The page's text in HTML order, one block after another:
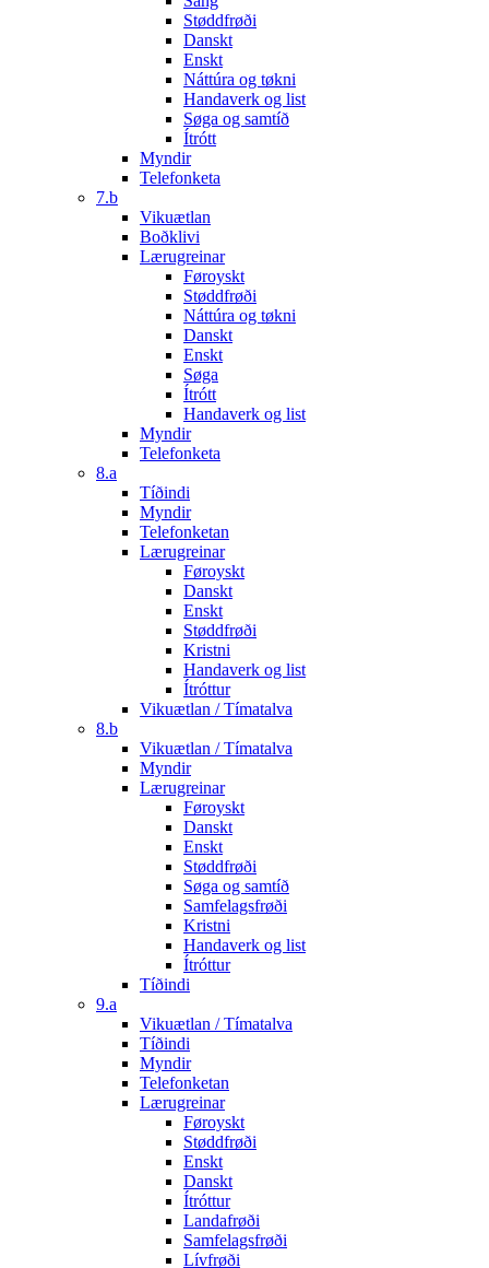
Støddfrøði
Danskt
Enskt
Náttúra og tøkni
Handaverk og list
Søga og samtíð
Ítrótt
Myndir
Telefonketa
7.b
Vikuætlan
Boðklivi
Lærugreinar
Føroyskt
Støddfrøði
Náttúra og tøkni
Danskt
Enskt
Søga
Ítrótt
Handaverk og list
Myndir
Telefonketa
8.a
Tíðindi
Myndir
Telefonketan
Lærugreinar
Føroyskt
Danskt
Enskt
Støddfrøði
Kristni
Handaverk og list
Ítróttur
Vikuætlan / Tímatalva
8.b
Vikuætlan / Tímatalva
Myndir
Lærugreinar
Føroyskt
Danskt
Enskt
Støddfrøði
Søga og samtíð
Samfelagsfrøði
Kristni
Handaverk og list
Ítróttur
Tíðindi
9.a
Vikuætlan / Tímatalva
Tíðindi
Myndir
Telefonketan
Lærugreinar
Føroyskt
Støddfrøði
Enskt
Danskt
Ítróttur
Landafrøði
Samfelagsfrøði
Lívfrøði